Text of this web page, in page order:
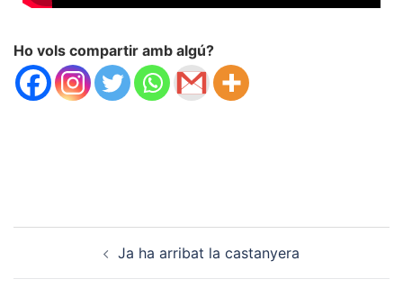
Ho vols compartir amb algú?
Ja ha arribat la castanyera